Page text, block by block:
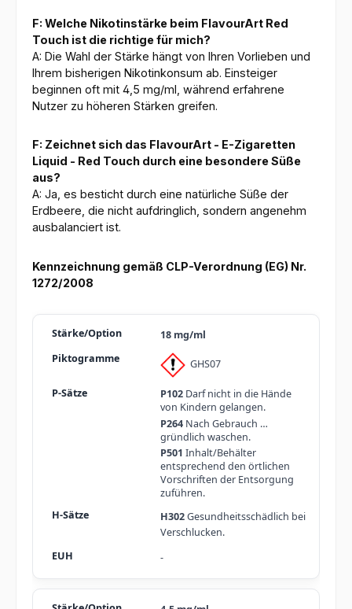
F: Welche Nikotinstärke beim FlavourArt Red
Touch ist die richtige für mich?
A: Die Wahl der Stärke hängt von Ihren Vorlieben und
Ihrem bisherigen Nikotinkonsum ab. Einsteiger
beginnen oft mit 4,5 mg/ml, während erfahrene
Nutzer zu höheren Stärken greifen.
F: Zeichnet sich das FlavourArt - E-Zigaretten
Liquid - Red Touch durch eine besondere Süße
aus?
A: Ja, es besticht durch eine natürliche Süße der
Erdbeere, die nicht aufdringlich, sondern angenehm
ausbalanciert ist.
Kennzeichnung gemäß CLP-Verordnung (EG) Nr.
1272/2008
18 mg/ml
GHS07
P102Darf nicht in die Hände
von Kindern gelangen.
P264Nach Gebrauch …
gründlich waschen.
P501 Inhalt/Behälter
entsprechend den örtlichen
Vorschriften der Entsorgung
zuführen.
H302Gesundheitsschädlich bei
Verschlucken.
-